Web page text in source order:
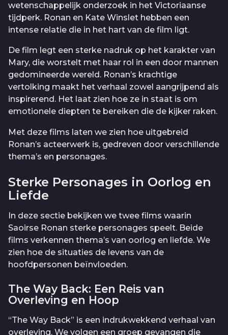
wetenschappelijk onderzoek in het Victoriaanse
tijdperk. Ronan en Kate Winslet hebben een
intense relatie die in het hart van de film ligt.
De film legt een sterke nadruk op het karakter van
Mary, die worstelt met haar rol in een door mannen
gedomineerde wereld. Ronan’s krachtige
vertolking maakt het verhaal zowel aangrijpend als
inspirerend. Het laat zien hoe ze in staat is om
emotionele diepten te bereiken die de kijker raken.
Met deze films laten we zien hoe uitgebreid
Ronan’s acteerwerk is, gedreven door verschillende
thema’s en personages.
Sterke Personages in Oorlog en
Liefde
In deze sectie bekijken we twee films waarin
Saoirse Ronan sterke personages speelt. Beide
films verkennen thema’s van oorlog en liefde. We
zien hoe de situaties de levens van de
hoofdpersonen beïnvloeden.
The Way Back: Een Reis van
Overleving en Hoop
“The Way Back” is een indrukwekkend verhaal van
overleving. We volgen een groep gevangen die